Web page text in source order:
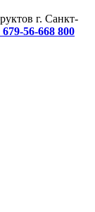
г. Санкт-
679-56-668 800